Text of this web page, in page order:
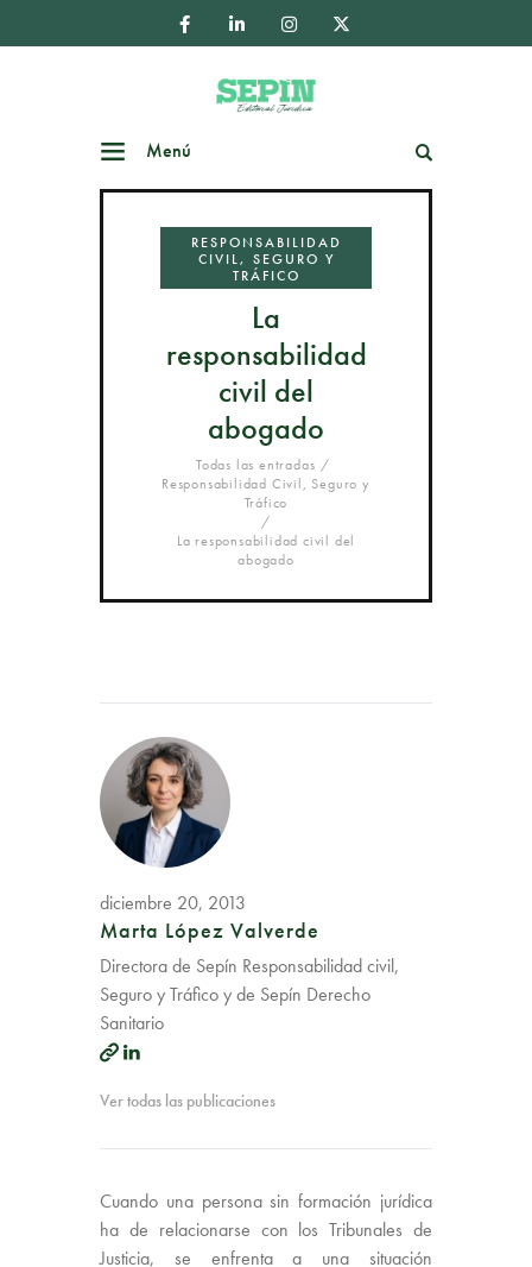
Menú
RESPONSABILIDAD
CIVIL, SEGURO Y
TRÁFICO
La
responsabilidad
civil del
abogado
Todas las entradas
Responsabilidad Civil, Seguro y
Tráfico
La responsabilidad civil del
abogado
diciembre 20, 2013
Marta López Valverde
Directora de Sepín Responsabilidad civil,
Seguro y Tráfico y de Sepín Derecho
Sanitario
Ver todas las publicaciones
Cuando una persona sin formación jurídica
ha de relacionarse con los Tribunales de
Justicia, se enfrenta a una situación